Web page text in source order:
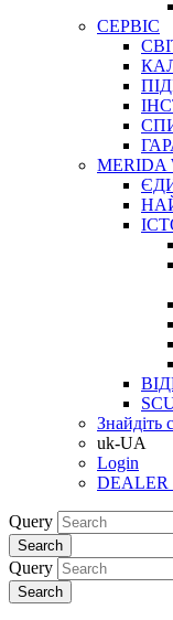
СЕРВІС
MERIDA
Знайдіть
uk-UA
Login
DEALER
Query
Search
Query
Search